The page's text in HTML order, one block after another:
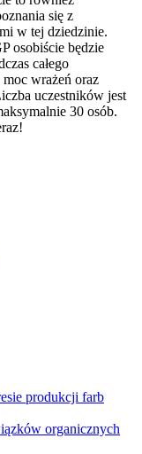
się z
w tej dziedzinie.
osobiście będzie
całego
wrażeń oraz
uczestników jest
30 osób.
produkcji farb
organicznych